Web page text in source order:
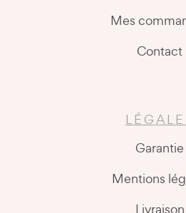
Mes
Contact
Garantie
Mentions
Livraison